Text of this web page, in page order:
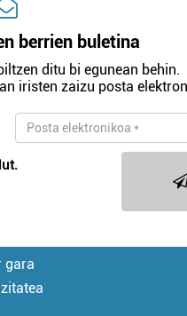
berrien buletina
ditu bi egunean behin.
iristen zaizu posta
gara